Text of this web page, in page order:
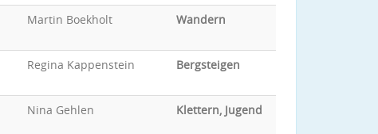
Martin Boekholt Wandern
Regina Kappenstein Bergsteigen
Nina Gehlen Klettern, Jugend